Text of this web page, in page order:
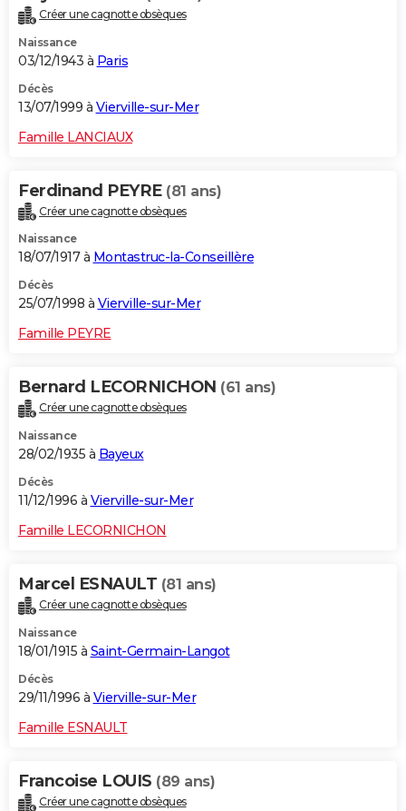
Créer une cagnotte obsèques
Naissance
03/12/1943 à Paris
Décès
13/07/1999 à Vierville-sur-Mer
Famille LANCIAUX
Ferdinand PEYRE (81 ans)
Créer une cagnotte obsèques
Naissance
18/07/1917 à Montastruc-la-Conseillère
Décès
25/07/1998 à Vierville-sur-Mer
Famille PEYRE
Bernard LECORNICHON (61 ans)
Créer une cagnotte obsèques
Naissance
28/02/1935 à Bayeux
Décès
11/12/1996 à Vierville-sur-Mer
Famille LECORNICHON
Marcel ESNAULT (81 ans)
Créer une cagnotte obsèques
Naissance
18/01/1915 à Saint-Germain-Langot
Décès
29/11/1996 à Vierville-sur-Mer
Famille ESNAULT
Francoise LOUIS (89 ans)
Créer une cagnotte obsèques